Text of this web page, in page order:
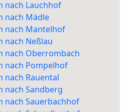
nach Lauchhof
nach Mädle
nach Mantelhof
nach Neßlau
nach Oberrombach
nach Pompelhof
nach Rauental
nach Sandberg
nach Sauerbachhof